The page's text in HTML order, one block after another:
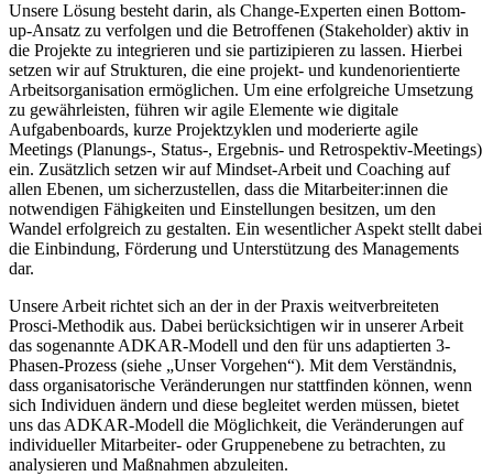
Unsere Lösung besteht darin, als Change-Experten einen Bottom-
up-Ansatz zu verfolgen und die Betroffenen (Stakeholder) aktiv in
die Projekte zu integrieren und sie partizipieren zu lassen. Hierbei
setzen wir auf Strukturen, die eine projekt- und kundenorientierte
Arbeitsorganisation ermöglichen. Um eine erfolgreiche Umsetzung
zu gewährleisten, führen wir agile Elemente wie digitale
Aufgabenboards, kurze Projektzyklen und moderierte agile
Meetings (Planungs-, Status-, Ergebnis- und Retrospektiv-Meetings)
ein. Zusätzlich setzen wir auf Mindset-Arbeit und Coaching auf
allen Ebenen, um sicherzustellen, dass die Mitarbeiter:innen die
notwendigen Fähigkeiten und Einstellungen besitzen, um den
Wandel erfolgreich zu gestalten. Ein wesentlicher Aspekt stellt dabei
die Einbindung, Förderung und Unterstützung des Managements
dar.
Unsere Arbeit richtet sich an der in der Praxis weitverbreiteten
Prosci-Methodik aus. Dabei berücksichtigen wir in unserer Arbeit
das sogenannte ADKAR-Modell und den für uns adaptierten 3-
Phasen-Prozess (siehe „Unser Vorgehen“). Mit dem Verständnis,
dass organisatorische Veränderungen nur stattfinden können, wenn
sich Individuen ändern und diese begleitet werden müssen, bietet
uns das ADKAR-Modell die Möglichkeit, die Veränderungen auf
individueller Mitarbeiter- oder Gruppenebene zu betrachten, zu
analysieren und Maßnahmen abzuleiten.